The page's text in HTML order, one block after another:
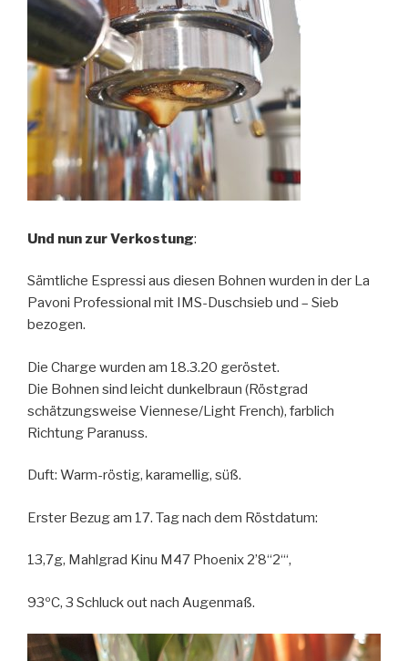
Und nun zur Verkostung:
Sämtliche Espressi aus diesen Bohnen wurden in der La
Pavoni Professional mit IMS-Duschsieb und – Sieb
bezogen.
Die Charge wurden am 18.3.20 geröstet.
Die Bohnen sind leicht dunkelbraun (Röstgrad
schätzungsweise Viennese/Light French), farblich
Richtung Paranuss.
Duft: Warm-röstig, karamellig, süß.
Erster Bezug am 17. Tag nach dem Röstdatum:
13,7g, Mahlgrad Kinu M47 Phoenix 2’8“2“‘,
93ºC, 3 Schluck out nach Augenmaß.